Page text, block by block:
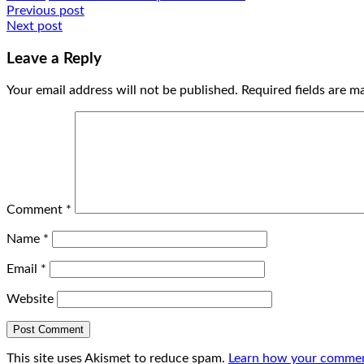
Post
navigation
Previous post
Next post
Leave a Reply
Your email address will not be published. Required fields are
Comment *
Name *
Email *
Website
This site uses Akismet to reduce spam. Learn how your